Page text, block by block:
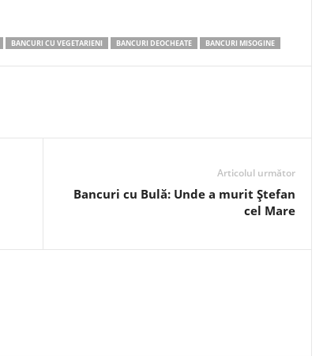
BANCURI CU VEGETARIENI BANCURI DEOCHEATE BANCURI MISOGINE
Articolul următor
Bancuri cu Bulă: Unde a murit Ștefan
cel Mare